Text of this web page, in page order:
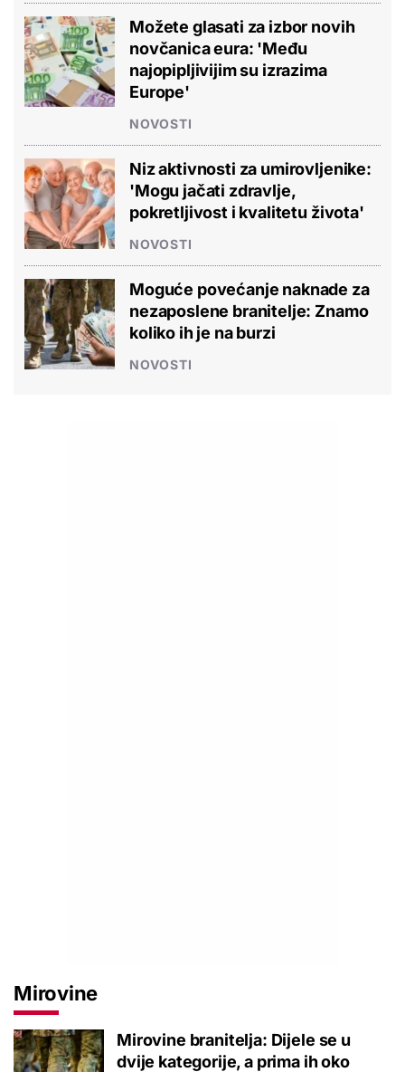
Možete glasati za izbor novih
novčanica eura: 'Među
najopipljivijim su izrazima
Europe'
NOVOSTI
Niz aktivnosti za umirovljenike:
'Mogu jačati zdravlje,
pokretljivost i kvalitetu života'
NOVOSTI
Moguće povećanje naknade za
nezaposlene branitelje: Znamo
koliko ih je na burzi
NOVOSTI
Mirovine
Mirovine branitelja: Dijele se u
dvije kategorije, a prima ih oko